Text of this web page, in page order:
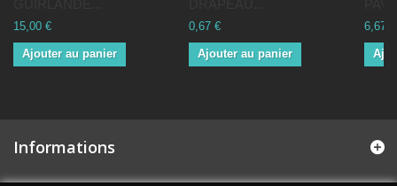
15,00 €
Ajouter au panier
0,67 €
Ajouter au panier
6,67 €
Informations